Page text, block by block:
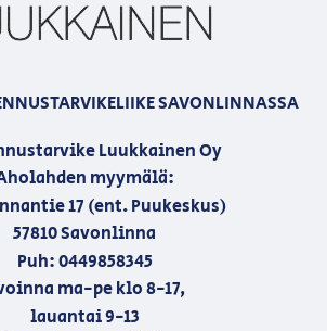
SAVONLINNASSA
Luukkainen Oy
myymälä:
17 (ent. Puukeskus)
57810 Savonlinna
Puh: 0449858345
ma-pe klo 8-17,
lauantai 9-13